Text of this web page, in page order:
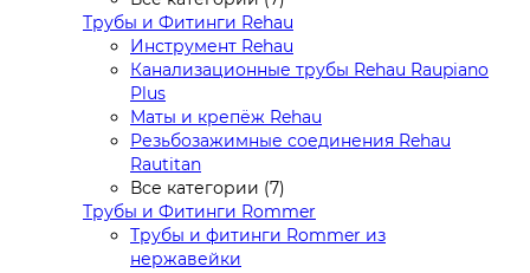
Трубы и Фитинги Rehau
Инструмент Rehau
Канализационные трубы Rehau Raupiano
Plus
Маты и крепёж Rehau
Резьбозажимные соединения Rehau
Rautitan
Все категории (7)
Трубы и Фитинги Rommer
Трубы и фитинги Rommer из
нержавейки